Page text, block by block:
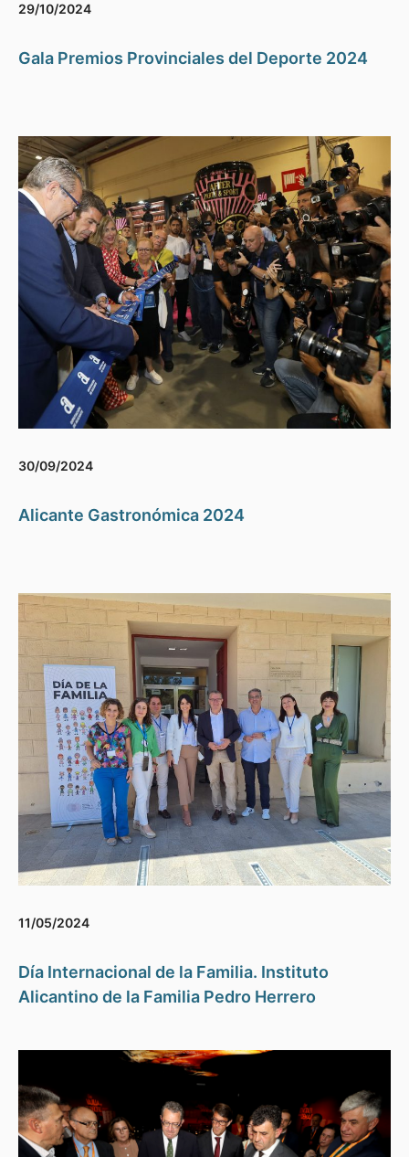
29/10/2024
Gala Premios Provinciales del Deporte 2024
30/09/2024
Alicante Gastronómica 2024
11/05/2024
Día Internacional de la Familia. Instituto
Alicantino de la Familia Pedro Herrero